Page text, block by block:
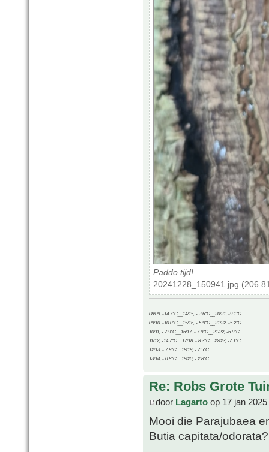
Paddo tijd!
20241228_150941.jpg
08/09, -14.7°C__14/15, - 3.6°C__20/21, -9.1°C
09/10, -10.0°C__15/16, - 5.9°C__21/22, -5.2°C
10/11, - 7.9°C__16/17, - 7.9°C__21/22, -6.9°C
11/12, -14.7°C__17/18, - 8.3°C__22/23, -7.1°C
12/13, - 7.9°C__18/19, - 7.5°C
13/14, - 0.8°C__19/20, - 2.8°C
Re: Robs Grote
door Lagarto op 17 jan
Mooi die Parajubaea
Butia capitata/odorata?